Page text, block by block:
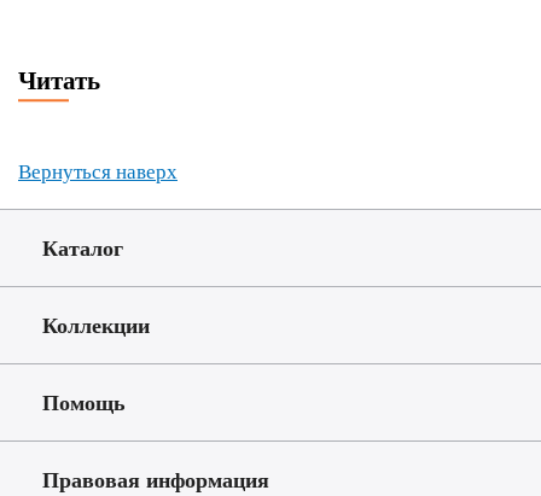
Читать
Вернуться наверх
Каталог
Коллекции
Помощь
Правовая информация